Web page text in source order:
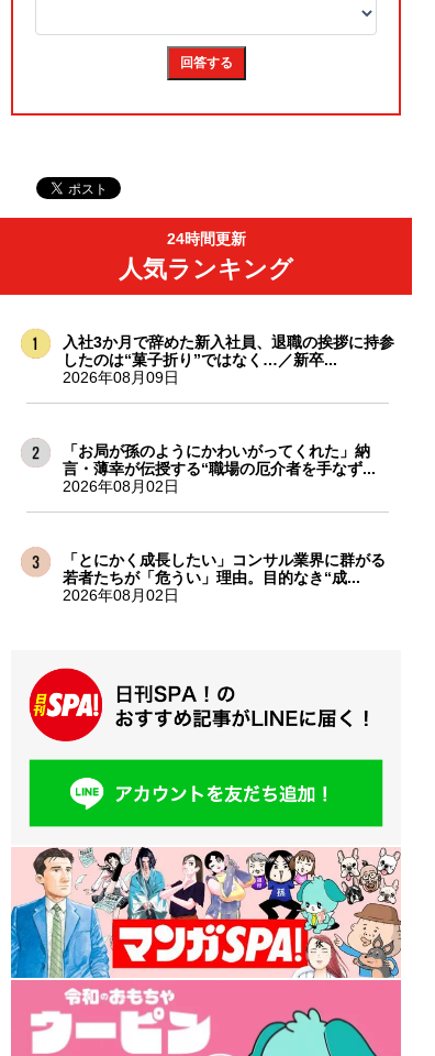
24時間更新
人気ランキング
入社3か月で辞めた新入社員、退職の挨拶に持参
したのは“菓子折り”ではなく…／新卒...
2026年08月09日
「お局が孫のようにかわいがってくれた」納
言・薄幸が伝授する“職場の厄介者を手なず...
2026年08月02日
「とにかく成長したい」コンサル業界に群がる
若者たちが「危うい」理由。目的なき“成...
2026年08月02日